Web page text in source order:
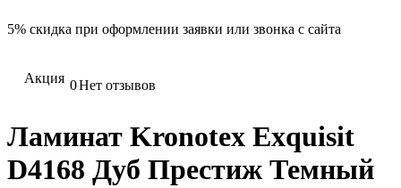
5% скидка при оформлении заявки или звонка с сайта
Акция 0Нет отзывов
Ламинат Kronotex Exquisit
D4168 Дуб Престиж Темный